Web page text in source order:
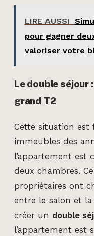
LIRE AUSSI
pour gagner
valoriser votre
Le double séjour
grand T2
Cette situation est
immeubles des
l’appartement est
deux chambres.
propriétaires ont
entre le salon et
créer un double
l’appartement est